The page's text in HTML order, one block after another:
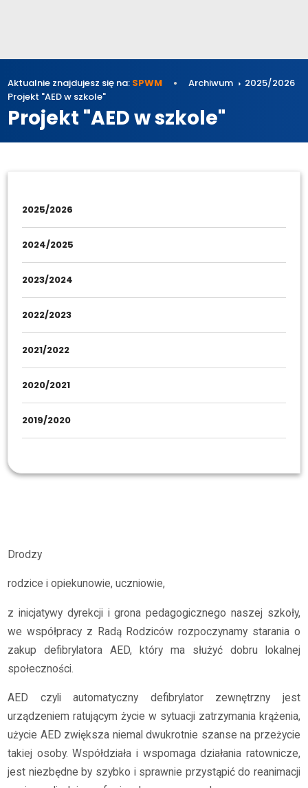
Aktualnie znajdujesz się na: SPWM Archiwum
2025/2026
Projekt "AED w szkole"
Projekt "AED w szkole"
2025/2026
2024/2025
2023/2024
2022/2023
2021/2022
2020/2021
2019/2020
Drodzy
rodzice i opiekunowie, uczniowie,
z inicjatywy dyrekcji i grona pedagogicznego naszej szkoły,
we współpracy z Radą Rodziców rozpoczynamy starania o
zakup defibrylatora AED, który ma służyć dobru lokalnej
społeczności.
AED czyli automatyczny defibrylator zewnętrzny jest
urządzeniem ratującym życie w sytuacji zatrzymania krążenia,
użycie AED zwiększa niemal dwukrotnie szanse na przeżycie
takiej osoby. Współdziała i wspomaga działania ratownicze,
jest niezbędne by szybko i sprawnie przystąpić do reanimacji